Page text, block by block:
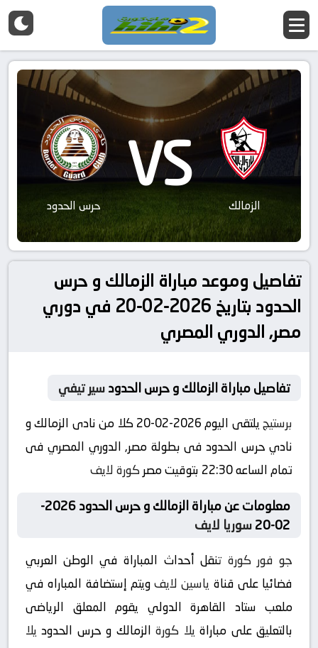
الزمالك VS حرس الحدود
تفاصيل وموعد مباراة الزمالك و حرس
الحدود بتاريخ 2026-02-20 في دوري
مصر, الدوري المصري
تفاصيل مباراة الزمالك و حرس الحدودسير تيفي
برستيج
يلتقى اليوم 2026-02-20 كلا من نادى الزمالك و
نادي حرس الحدود فى بطولة مصر, الدوري المصري فى
تمام الساعه 22:30 بتوقيت مصر
كورة لايف
معلومات عن مباراة الزمالك و حرس الحدود 2026-
02-20
سوريا لايف
جو فور كورة تنقل أحداث المباراة في الوطن العربي
فضائيا على قناة ياسين لايفويتم إستضافة المباراه في
ملعب ستاد القاهرة الدولي يقوم المعلق الرياضى
بالتعليق على مباراة يلا كورةالزمالك و حرس الحدود يلا